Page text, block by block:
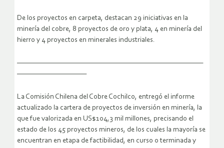
De los proyectos en carpeta, destacan 29 iniciativas en la
minería del cobre, 8 proyectos de oro y plata, 4 en minería del
hierro y 4 proyectos en minerales industriales.
———————————————————————————————
———————————–
La Comisión Chilena del Cobre Cochilco, entregó el informe
actualizado la cartera de proyectos de inversión en minería, la
que fue valorizada en US$104,3 mil millones, precisando el
estado de los 45 proyectos mineros, de los cuales la mayoría se
encuentran en etapa de factibilidad, en curso o terminada y